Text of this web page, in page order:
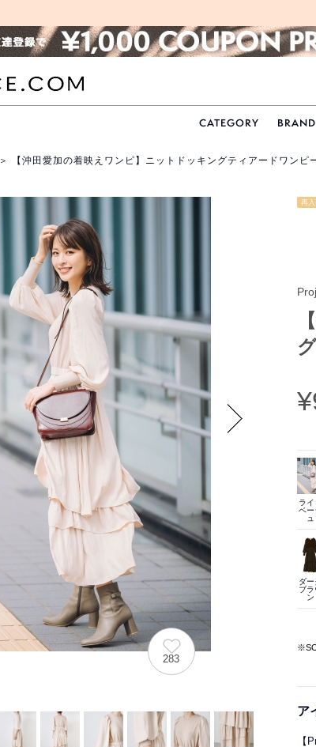
CATEGORY BRAND
＞ 【沖田愛加の着映えワンピ】ニットドッキングティアードワンピ
283
再
ライ
ベー
ュ
ダー
ブラ
ン
ア
【